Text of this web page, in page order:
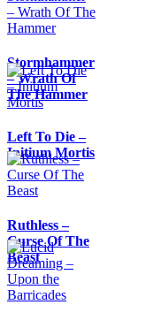
Stormhammer
– Wrath Of
The Hammer
Left To Die –
Initium Mortis
Ruthless –
Curse Of The
Beast